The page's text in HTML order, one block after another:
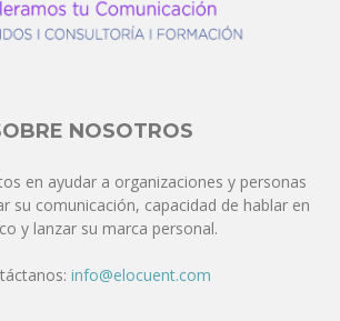
NOSOTROS
en ayudar a organizaciones y personas
su comunicación, capacidad de hablar en
y lanzar su marca personal.
info@elocuent.com